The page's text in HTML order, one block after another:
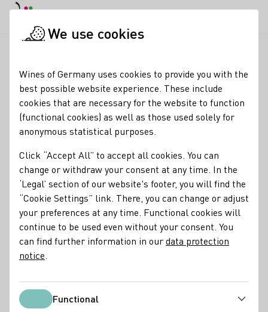
Beste Müller-Thurgau-
Weine prämiert
01.09.23
Das Deutsche Weininstitut (DWI) hat in diesem Jahr seinen
Sonderpreis im Rahmen der DLG-Bundesweinprämierung
2023 für die besten Weine der oftmals unterschätzten
Rebsorte Müller-Thurgau verliehen.
Press releases
We use cookies
Wines of Germany uses cookies to provide you with the
best possible website experience. These include
cookies that are necessary for the website to function
(functional cookies) as well as those used solely for
anonymous statistical purposes.
Click “Accept All” to accept all cookies. You can
change or withdraw your consent at any time. In the
‘Legal’ section of our website's footer, you will find the
“Cookie Settings” link. There, you can change or adjust
your preferences at any time. Functional cookies will
continue to be used even without your consent. You
can find further information in ourdata protection
notice
FunctionalFunctional